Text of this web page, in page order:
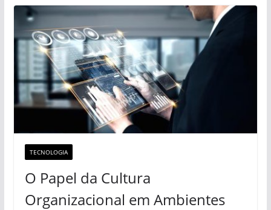
TECNOLOGIA
O Papel da Cultura
Organizacional em Ambientes